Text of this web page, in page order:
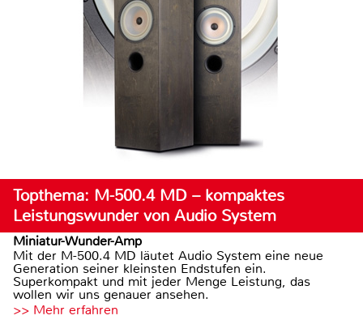
Topthema: M-500.4 MD – kompaktes
Leistungswunder von Audio System
Miniatur-Wunder-Amp
Mit der M-500.4 MD läutet Audio System eine neue
Generation seiner kleinsten Endstufen ein.
Superkompakt und mit jeder Menge Leistung, das
wollen wir uns genauer ansehen.
>> Mehr erfahren